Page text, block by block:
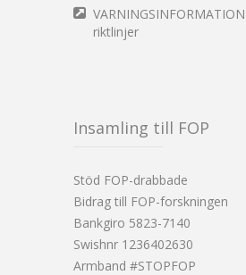
riktlinjer
Insamling till FOP
Stöd FOP-drabbade
Bidrag till FOP-forskningen
Bankgiro 5823-7140
Swishnr 1236402630
Armband #STOPFOP